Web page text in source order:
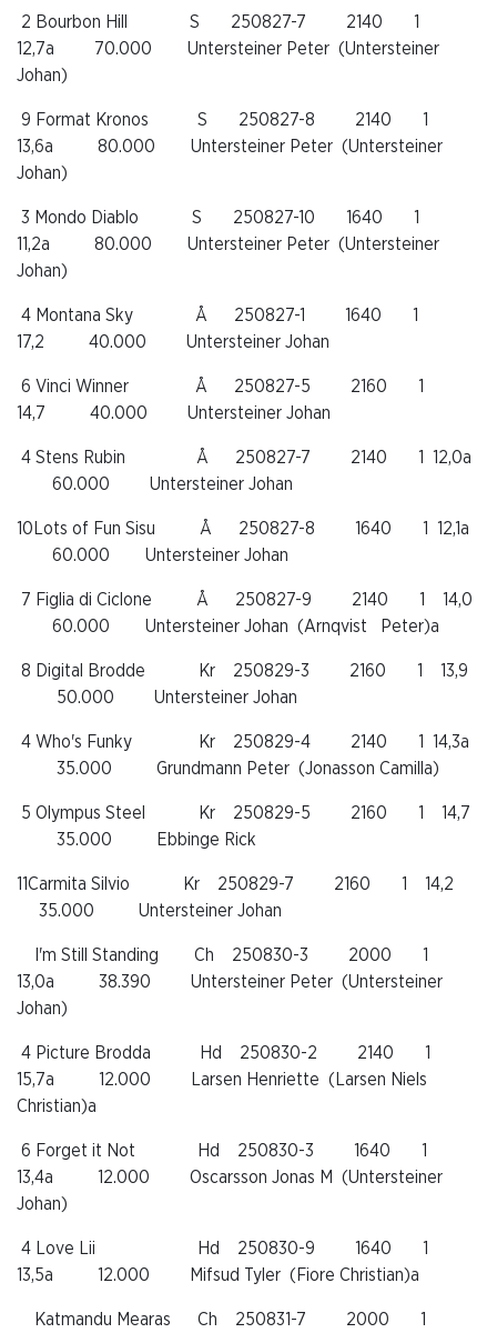
2 Bourbon Hill S 250827-7 2140
1
12,7a
70.000 Untersteiner Peter (Untersteiner
Johan)
9 Format Kronos S 250827-8 2140
1
13,6a
80.000 Untersteiner Peter (Untersteiner
Johan)
3 Mondo Diablo S 250827-10 1640
1
11,2a
80.000 Untersteiner Peter (Untersteiner
Johan)
4 Montana Sky Å 250827-1 1640
1
17,2
40.000 Untersteiner Johan
6 Vinci Winner Å 250827-5 2160
1
14,7
40.000 Untersteiner Johan
4 Stens Rubin Å 250827-7 2140 1
12,0a
60.000
Untersteiner Johan
10Lots of Fun Sisu Å 250827-8 1640 1
12,1a
60.000
Untersteiner Johan
7 Figlia di Ciclone Å 250827-9 2140 1
14,0
60.000
Untersteiner Johan (Arnqvist Peter)a
8 Digital Brodde Kr 250829-3 2160 1
13,9
50.000
Untersteiner Johan
4 Who's Funky Kr 250829-4 2140 1
14,3a
35.000
Grundmann Peter (Jonasson Camilla)
5 Olympus Steel Kr 250829-5 2160 1
14,7
35.000
Ebbinge Rick
11Carmita Silvio Kr 250829-7 2160 1
14,2
35.000
Untersteiner Johan
I'm Still Standing Ch 250830-3 2000
1
13,0a
38.390 Untersteiner Peter (Untersteiner
Johan)
4 Picture Brodda Hd 250830-2 2140
1
15,7a
12.000 Larsen Henriette (Larsen Niels
Christian)a
6 Forget it Not Hd 250830-3 1640
1
13,4a
12.000 Oscarsson Jonas M
(Untersteiner
Johan)
4 Love Lii Hd 250830-9 1640
1
13,5a
12.000 Mifsud Tyler (Fiore Christian)a
Katmandu Mearas Ch 250831-7 2000
1